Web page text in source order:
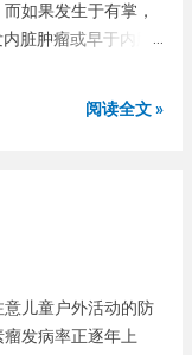
癣很多，现在生活条
时叫脓癣。这些儿
。治疗是抗真菌治
为与近期的疾病有
有关。一般是上述
如果发生于有掌，
脏肿瘤或早于内脏
今不清（话说很多
察到掌棘皮症患者
掌棘皮症的诊断 诊
，患者可能伴发内
阅读全文 »
儿童户外活动的防
发病率正逐年上